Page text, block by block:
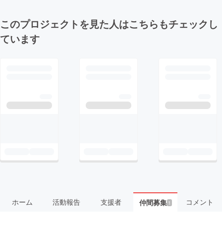
このプロジェクトを見た人はこちらもチェックし
ています
ホーム 活動報告 支援者 仲間募集 1 コメント